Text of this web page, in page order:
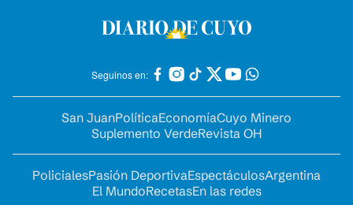
Seguinos en:
San JuanPolíticaEconomíaCuyo Minero
Suplemento VerdeRevista OH
PolicialesPasión DeportivaEspectáculosArgentina
El MundoRecetasEn las redes